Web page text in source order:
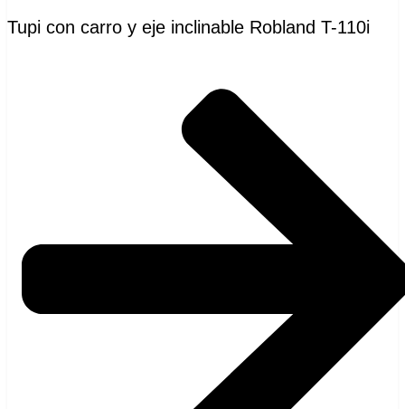
Tupi con carro y eje inclinable Robland T-110i